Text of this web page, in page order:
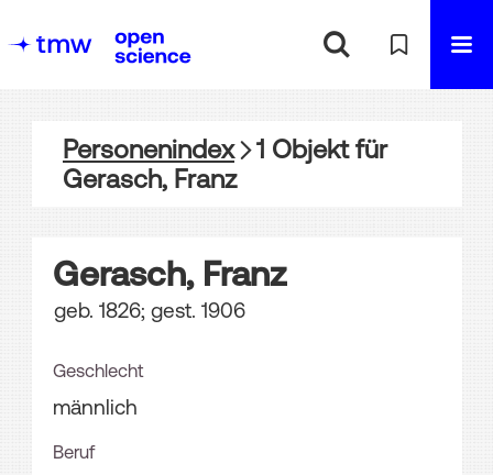
Personenindex 1 Objektfür
Gerasch, Franz
Gerasch, Franz
geb. 1826; gest. 1906
Geschlecht
männlich
Beruf